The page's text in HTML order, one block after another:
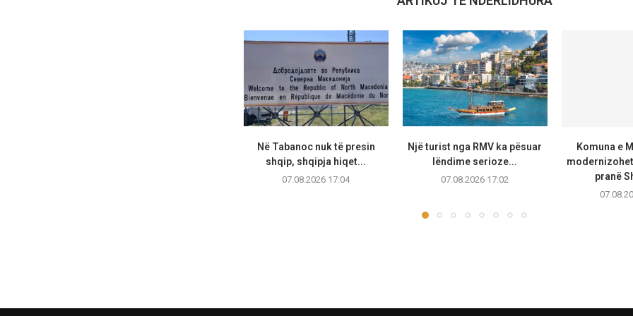
Në Tabanoc nuk të presin
shqip, shqipja hiqet...
07.08.2026 17:04
Një turist nga RMV ka pësuar
lëndime serioze...
07.08.2026 17:02
Komuna e
pranë